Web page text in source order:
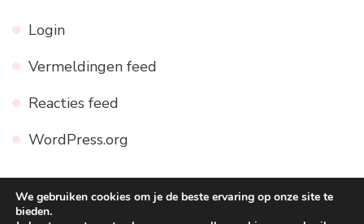
Login
Vermeldingen feed
Reacties feed
WordPress.org
We gebruiken cookies om je de beste ervaring op onze site te
bieden.